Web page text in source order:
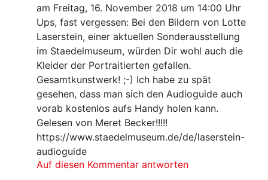
am Freitag, 16. November 2018 um 14:00 Uhr
Ups, fast vergessen: Bei den Bildern von Lotte
Laserstein, einer aktuellen Sonderausstellung
im Staedelmuseum, würden Dir wohl auch die
Kleider der Portraitierten gefallen.
Gesamtkunstwerk! ;-) Ich habe zu spät
gesehen, dass man sich den Audioguide auch
vorab kostenlos aufs Handy holen kann.
Gelesen von Meret Becker!!!!!
https://www.staedelmuseum.de/de/laserstein-
audioguide
Auf diesen Kommentar antworten